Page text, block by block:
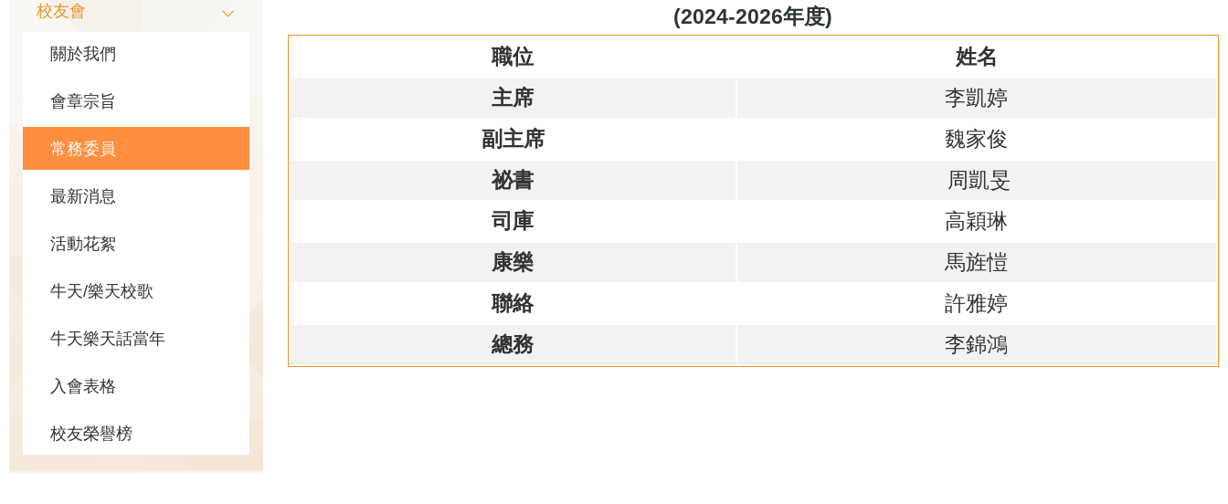
(2024-2026年度)
職位
姓名
主席
李凱婷
副主席
魏家俊
祕書
周凱旻
司庫
高穎琳
康樂
馬旌愷
聯絡
許雅婷
總務
李錦鴻
navigation
校友會
關於我們
會章宗旨
常務委員
最新消息
活動花絮
牛天/樂天校歌
牛天樂天話當年
入會表格
校友榮譽榜